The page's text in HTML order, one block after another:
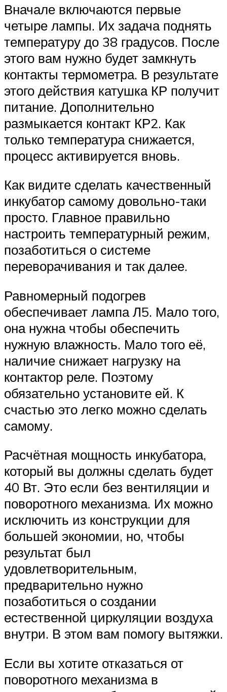
Вначале включаются первые
четыре лампы. Их задача поднять
температуру до 38 градусов. После
этого вам нужно будет замкнуть
контакты термометра. В результате
этого действия катушка КР получит
питание. Дополнительно
размыкается контакт КР2. Как
только температура снижается,
процесс активируется вновь.
Как видите сделать качественный
инкубатор самому довольно-таки
просто. Главное правильно
настроить температурный режим,
позаботиться о системе
переворачивания и так далее.
Равномерный подогрев
обеспечивает лампа Л5. Мало того,
она нужна чтобы обеспечить
нужную влажность. Мало того её,
наличие снижает нагрузку на
контактор реле. Поэтому
обязательно установите ей. К
счастью это легко можно сделать
самому.
Расчётная мощность инкубатора,
который вы должны сделать будет
40 Вт. Это если без вентиляции и
поворотного механизма. Их можно
исключить из конструкции для
большей экономии, но, чтобы
результат был
удовлетворительным,
предварительно нужно
позаботиться о создании
естественной циркуляции воздуха
внутри. В этом вам помогу вытяжки.
Если вы хотите отказаться от
поворотного механизма в